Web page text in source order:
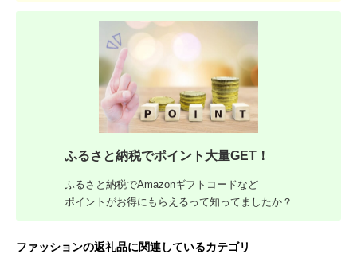
ふるさと納税でポイント大量GET！
ふるさと納税でAmazonギフトコードなど
ポイントがお得にもらえるって知ってましたか？
ファッションの返礼品に関連しているカテゴリ